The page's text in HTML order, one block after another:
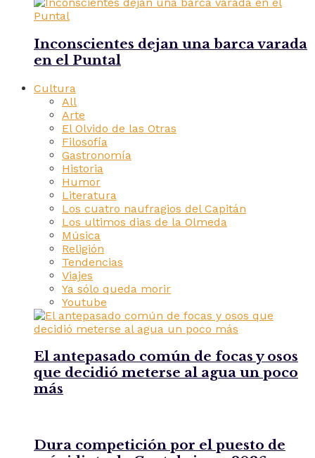
Inconscientes dejan una barca varada
en el Puntal
Cultura
All
Arte
El Olvido de las Otras
Filosofía
Gastronomía
Historia
Humor
Literatura
Los cuatro naufragios del Capitán
Los ultimos dias de la Olmeda
Música
Religión
Tendencias
Viajes
Ya sólo queda morir
Youtube
El antepasado común de focas y osos
que decidió meterse al agua un poco
más
Dura competición por el puesto de